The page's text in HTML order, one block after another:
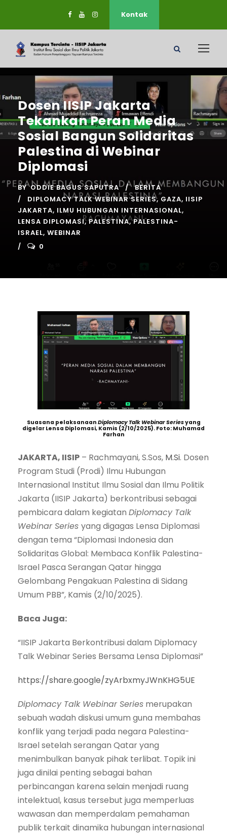
Kontak
Dosen IISIP Jakarta
Tekankan Peran Media
Sosial Bangun Solidaritas
Palestina di Webinar
Diplomasi
BY ODDIE BAGUS SAPUTRA
BERITA
DIPLOMACY TALK WEBINAR SERIES, GAZA, IISIP
JAKARTA, ILMU HUBUNGAN INTERNASIONAL,
LENSA DIPLOMASI, PALESTINA, PALESTINA-
ISRAEL, WEBINAR
0
Suasana pelaksanaan Diplomacy Talk Webinar Seriesyang
digelar Lensa Diplomasi, Kamis (2/10/2025). Foto: Muhamad
Farhan
JAKARTA, IISIP – Rachmayani, S.Sos, M.Si. Dosen
Program Studi (Prodi) Ilmu Hubungan
Internasional Institut Ilmu Sosial dan Ilmu Politik
Jakarta (IISIP Jakarta) berkontribusi sebagai
pembicara dalam kegiatan Diplomacy Talk
Webinar Series yang digagas Lensa Diplomasi
dengan tema “Diplomasi Indonesia dan
Solidaritas Global: Membaca Konflik Palestina-
Israel Pasca Serangan Qatar hingga
Gelombang Pengakuan Palestina di Sidang
Umum PBB”, Kamis (2/10/2025).
Baca Juga:
“IISIP Jakarta Berkontribusi dalam Diplomacy
Talk Webinar Series Bersama Lensa Diplomasi”
https://share.google/zyArbxmyJWnKHG5UE
Diplomacy Talk Webinar Series merupakan
sebuah wadah diskusi umum guna membahas
konflik yang terjadi pada negara Palestina-
Israel setelah serangan Qatar yang
menimbulkan banyak pihak terlibat. Topik ini
juga dinilai penting sebagai bahan
perbincangan karena selain menjadi ruang
intelektual, kasus tersebut juga memperluas
wawasan dan memperdalam pemahaman
publik terkait dinamika hubungan internasional